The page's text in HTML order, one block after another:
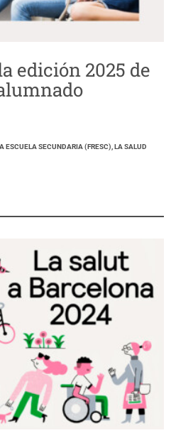
edición 2025 de
ESCUELA SECUNDARIA (FRESC), LA SALUD